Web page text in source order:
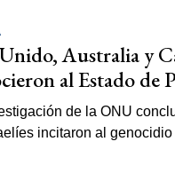
Australia y
al Estado de